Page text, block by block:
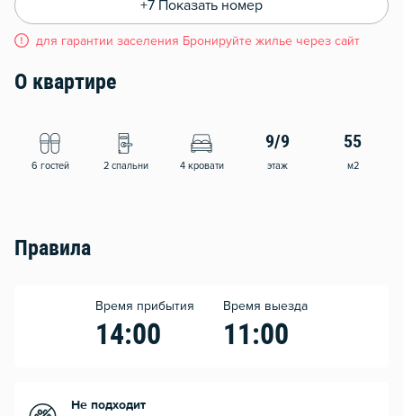
+7 Показать номер
для гарантии заселения Бронируйте жилье через сайт
О квартире
6 гостей 2 спальни 4 кровати
9/9
этаж
55
м2
Правила
Время прибытия
14:00
Время выезда
11:00
Не подходит